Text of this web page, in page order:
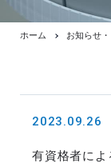
ホーム お知らせ
2023.09.26
有資格者に